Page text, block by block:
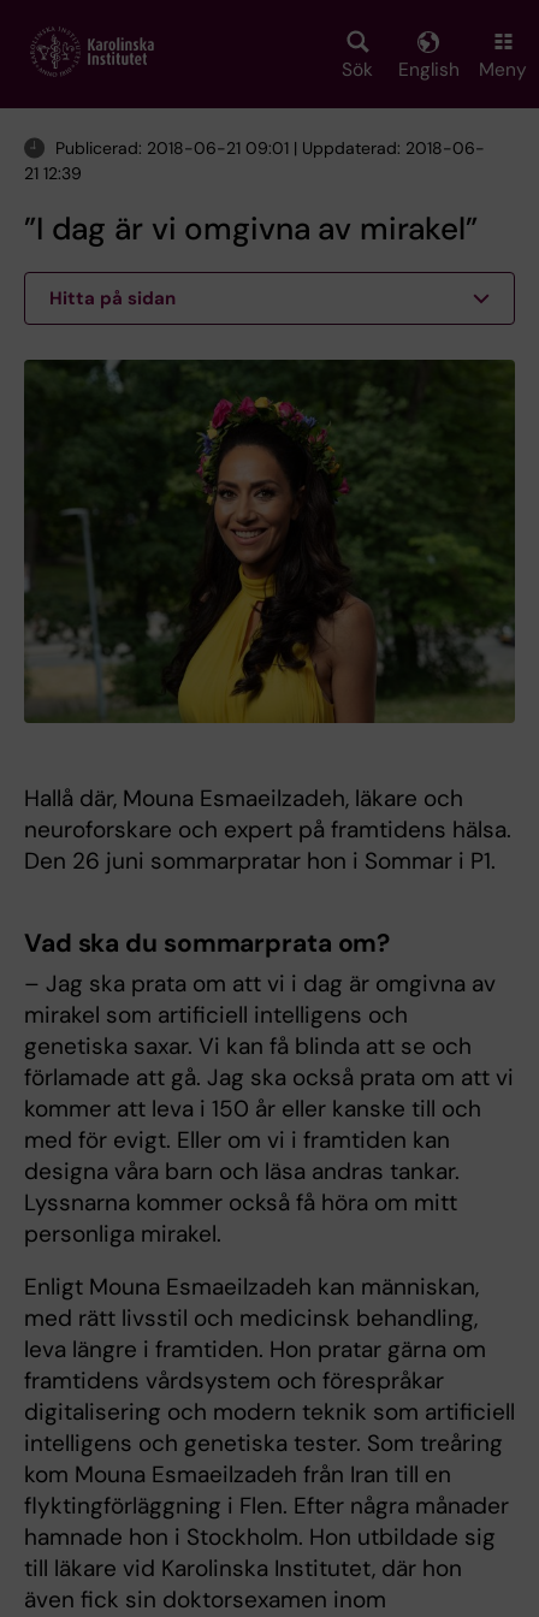
main
Sök English Meny
Publicerad: 2018-06-21 09:01 | Uppdaterad: 2018-06-
21 12:39
”I dag är vi omgivna av mirakel”
Hitta på sidan
Hallå där, Mouna Esmaeilzadeh, läkare och
neuroforskare och expert på framtidens hälsa.
Den 26 juni sommarpratar hon i Sommar i P1.
Vad ska du sommarprata om?
– Jag ska prata om att vi i dag är omgivna av
mirakel som artificiell intelligens och
genetiska saxar. Vi kan få blinda att se och
förlamade att gå. Jag ska också prata om att vi
kommer att leva i 150 år eller kanske till och
med för evigt. Eller om vi i framtiden kan
designa våra barn och läsa andras tankar.
Lyssnarna kommer också få höra om mitt
personliga mirakel.
Enligt Mouna Esmaeilzadeh kan människan,
med rätt livsstil och medicinsk behandling,
leva längre i framtiden. Hon pratar gärna om
framtidens vårdsystem och förespråkar
digitalisering och modern teknik som artificiell
intelligens och genetiska tester. Som treåring
kom Mouna Esmaeilzadeh från Iran till en
flyktingförläggning i Flen. Efter några månader
hamnade hon i Stockholm. Hon utbildade sig
till läkare vid Karolinska Institutet, där hon
även fick sin doktorsexamen inom